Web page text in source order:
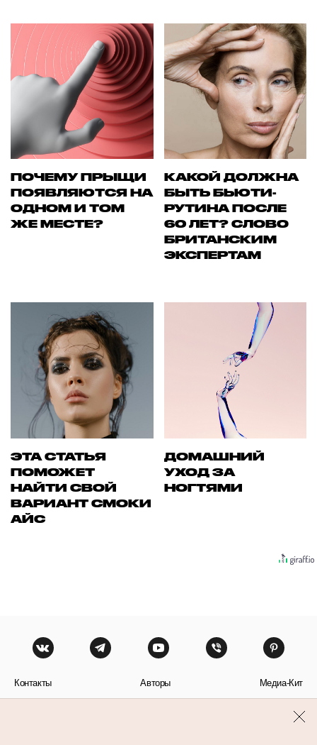
ПОЧЕМУ ПРЫЩИ
ПОЯВЛЯЮТСЯ НА
ОДНОМ И ТОМ
ЖЕ МЕСТЕ?
КАКОЙ ДОЛЖНА
БЫТЬ БЬЮТИ-
РУТИНА ПОСЛЕ
60 ЛЕТ? СЛОВО
БРИТАНСКИМ
ЭКСПЕРТАМ
ЭТА СТАТЬЯ
ПОМОЖЕТ
НАЙТИ СВОЙ
ВАРИАНТ СМОКИ
АЙС
ДОМАШНИЙ
УХОД ЗА
НОГТЯМИ
Контакты Авторы Медиа-Кит